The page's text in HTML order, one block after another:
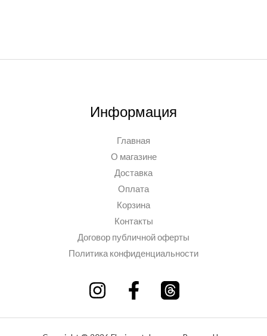
Информация
Главная
О магазине
Доставка
Оплата
Корзина
Контакты
Договор публичной оферты
Политика конфиденциальности